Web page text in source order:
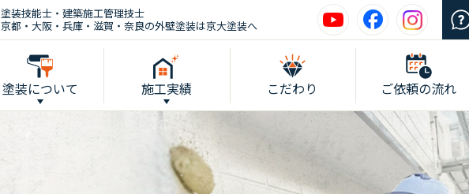
塗装技能士・建築施工管理技士
京都・大阪・兵庫・滋賀・奈良の外壁塗装は京大塗装へ
塗装について 施工実績 こだわり ご依頼の流れ